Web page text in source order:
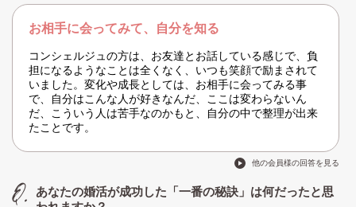
お相手に会ってみて、自分を知る
コンシェルジュの方は、お友達とお話している感じで、負
担になるようなことは全くなく、いつも笑顔で励まされて
いました。変化や成長としては、お相手に会ってみる事
で、自分はこんな人が好きなんだ、ここは変わらないん
だ、こういう人は苦手なのかもと、自分の中で整理が出来
たことです。
他の会員様の回答を見る
あなたの婚活が成功した「一番の秘訣」は何だったと思